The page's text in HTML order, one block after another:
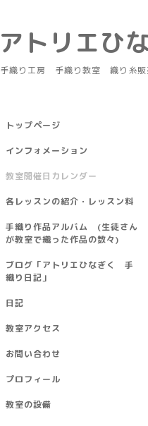
アトリエひ
手織り工房 手織り教室 織り糸販
トップページ
インフォメーション
教室開催日カレンダー
各レッスンの紹介・レッスン料
手織り作品アルバム (生徒さん
が教室で織った作品の数々)
ブログ「アトリエひなぎく 手
織り日記」
日記
教室アクセス
お問い合わせ
プロフィール
教室の設備